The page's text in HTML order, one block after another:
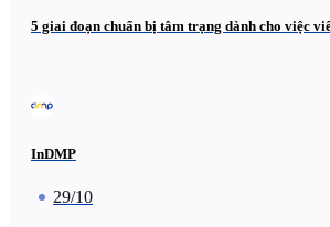
5 giai đoạn chuẩn bị tâm trạng dành cho việc
InDMP
29/10